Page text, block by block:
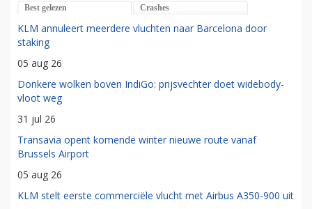
Best gelezen Crashes
KLM annuleert meerdere vluchten naar Barcelona door
staking
05 aug 26
Donkere wolken boven IndiGo: prijsvechter doet widebody-
vloot weg
31 jul 26
Transavia opent komende winter nieuwe route vanaf
Brussels Airport
05 aug 26
KLM stelt eerste commerciële vlucht met Airbus A350-900 uit